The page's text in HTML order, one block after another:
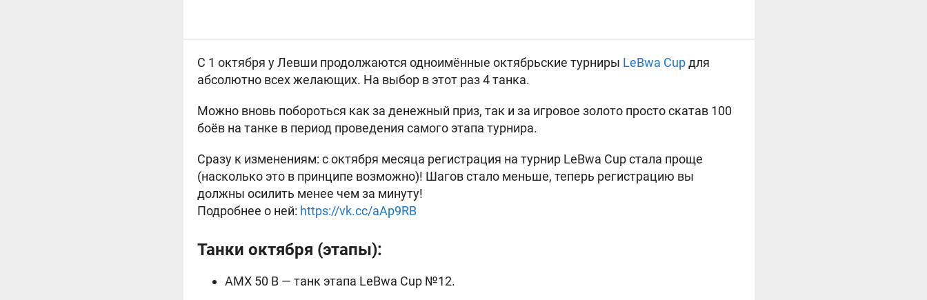
С 1 октября у Левши продолжаются одноимённые октябрьские турниры LeBwa Cupдля
абсолютно всех желающих. На выбор в этот раз 4 танка.
Можно вновь побороться как за денежный приз, так и за игровое золото просто скатав 100
боёв на танке в период проведения самого этапа турнира.
Сразу к изменениям: с октября месяца регистрация на турнир LeBwa Cup стала проще
(насколько это в принципе возможно)! Шагов стало меньше, теперь регистрацию вы
должны осилить менее чем за минуту!
Подробнее о ней: https://vk.cc/aAp9RB
Танки октября (этапы):
AMX 50 B — танк этапа LeBwa Cup №12.